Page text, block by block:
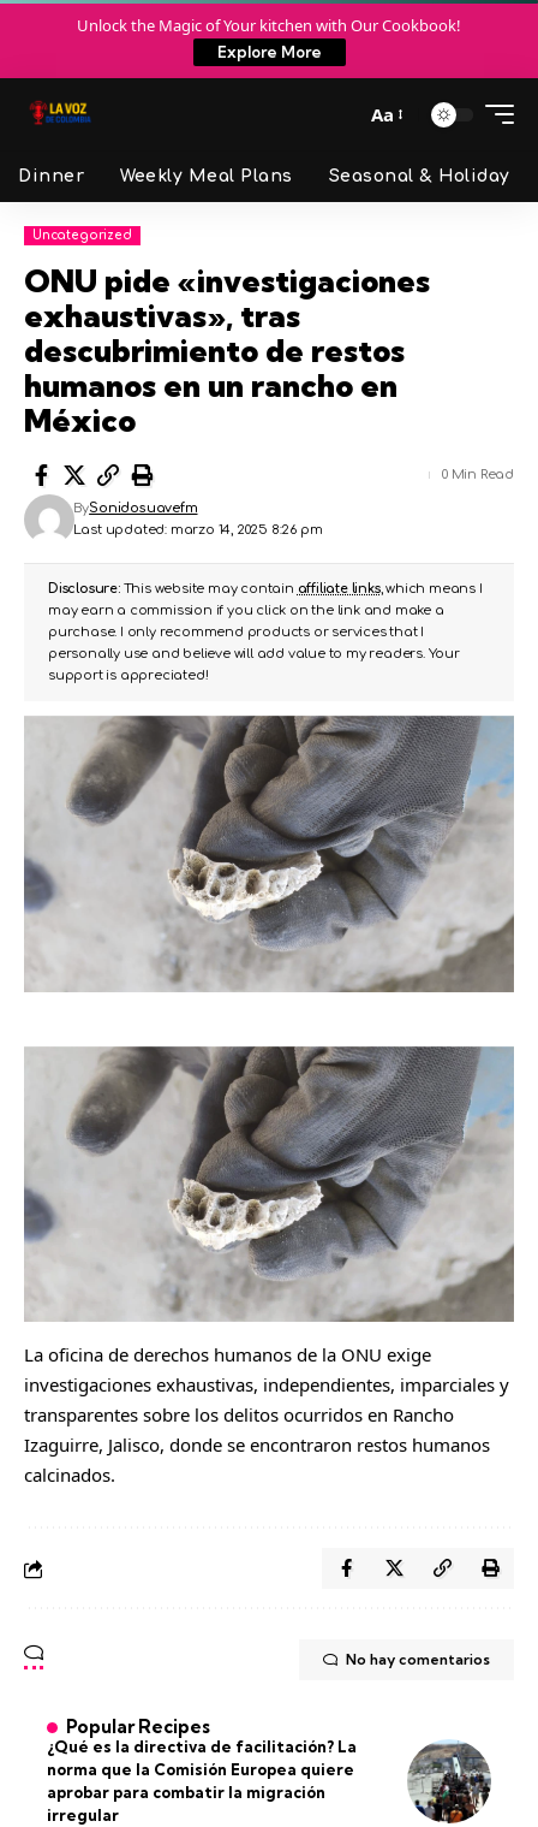
Unlock the Magic of Your kitchen with Our Cookbook!
Explore More
Aa
Dinner Weekly Meal Plans Seasonal & Holiday
Uncategorized
ONU pide «investigaciones
exhaustivas», tras
descubrimiento de restos
humanos en un rancho en
México
Last updated: marzo 14, 2025 8:26 pm
BySonidosuavefm
0 Min Read
Disclosure:This website may contain affiliate links, which means I
may earn a commission if you click on the link and make a
purchase. I only recommend products or services that I
personally use and believe will add value to my readers. Your
support is appreciated!
La oficina de derechos humanos de la ONU exige
investigaciones exhaustivas, independientes, imparciales y
transparentes sobre los delitos ocurridos en Rancho
Izaguirre, Jalisco, donde se encontraron restos humanos
calcinados.
No hay comentarios
Popular Recipes
¿Qué es la directiva de facilitación? La
norma que la Comisión Europea quiere
aprobar para combatir la migración
irregular